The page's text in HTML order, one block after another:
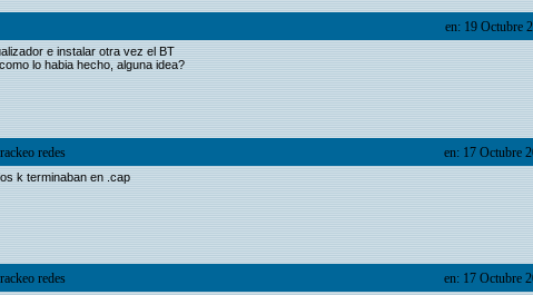
en: 19 Octubre
e instalar otra vez el BT
lo habia hecho, alguna idea?
redes en: 17 Octubre
k terminaban en .cap
redes en: 17 Octubre